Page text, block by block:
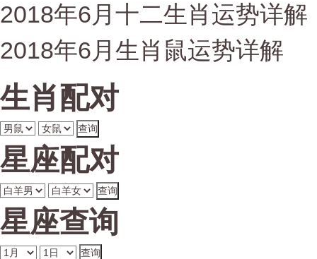
2018年6月十二生肖运势详解
2018年6月生肖鼠运势详解
生肖配对
星座配对
星座查询